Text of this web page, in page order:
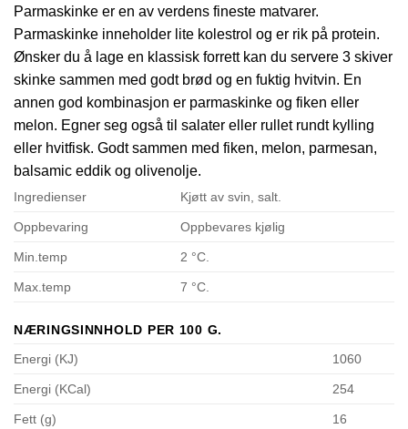
Parmaskinke er en av verdens fineste matvarer.
Parmaskinke inneholder lite kolestrol og er rik på protein.
Ønsker du å lage en klassisk forrett kan du servere 3 skiver
skinke sammen med godt brød og en fuktig hvitvin. En
annen god kombinasjon er parmaskinke og fiken eller
melon. Egner seg også til salater eller rullet rundt kylling
eller hvitfisk. Godt sammen med fiken, melon, parmesan,
balsamic eddik og olivenolje.
Ingredienser Kjøtt av svin, salt.
Oppbevaring Oppbevares kjølig
Min.temp 2 °C.
Max.temp 7 °C.
NÆRINGSINNHOLD PER 100 G.
Energi (KJ)
1060
Energi (KCal) 254
Fett (g) 16